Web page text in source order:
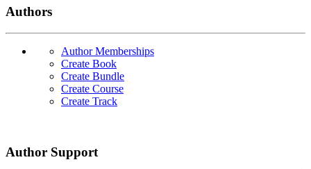
Authors
Author Memberships
Create Book
Create Bundle
Create Course
Create Track
Author Support